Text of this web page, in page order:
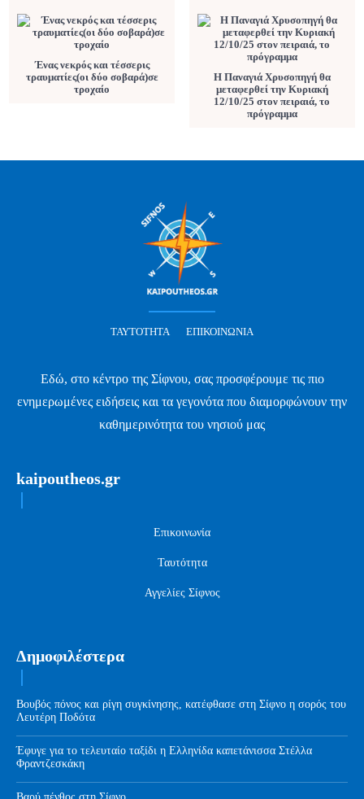
Ένας νεκρός και τέσσερις
τραυματίες(οι δύο σοβαρά)σε
τροχαίο
Η Παναγιά Χρυσοπηγή θα
μεταφερθεί την Κυριακή
12/10/25 στον πειραιά, το
πρόγραμμα
ΤΑΥΤΌΤΗΤΑ ΕΠΙΚΟΙΝΩΝΊΑ
Εδώ, στο κέντρο της Σίφνου, σας προσφέρουμε τις πιο
ενημερωμένες ειδήσεις και τα γεγονότα που διαμορφώνουν την
καθημερινότητα του νησιού μας
kaipoutheos.gr
Επικοινωνία
Ταυτότητα
Αγγελίες Σίφνος
Δημοφιλέστερα
Βουβός πόνος και ρίγη συγκίνησης, κατέφθασε στη Σίφνο η σορός του
Λευτέρη Ποδότα
Έφυγε για το τελευταίο ταξίδι η Ελληνίδα καπετάνισσα Στέλλα
Φραντζεσκάκη